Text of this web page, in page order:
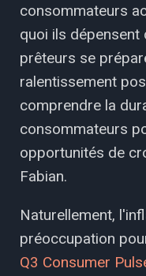
consommateurs
quoi ils dépensent
prêteurs se
ralentissement
comprendre la
consommateurs
opportunités de
Fabian.
Naturellement,
préoccupation
Q3 Consumer